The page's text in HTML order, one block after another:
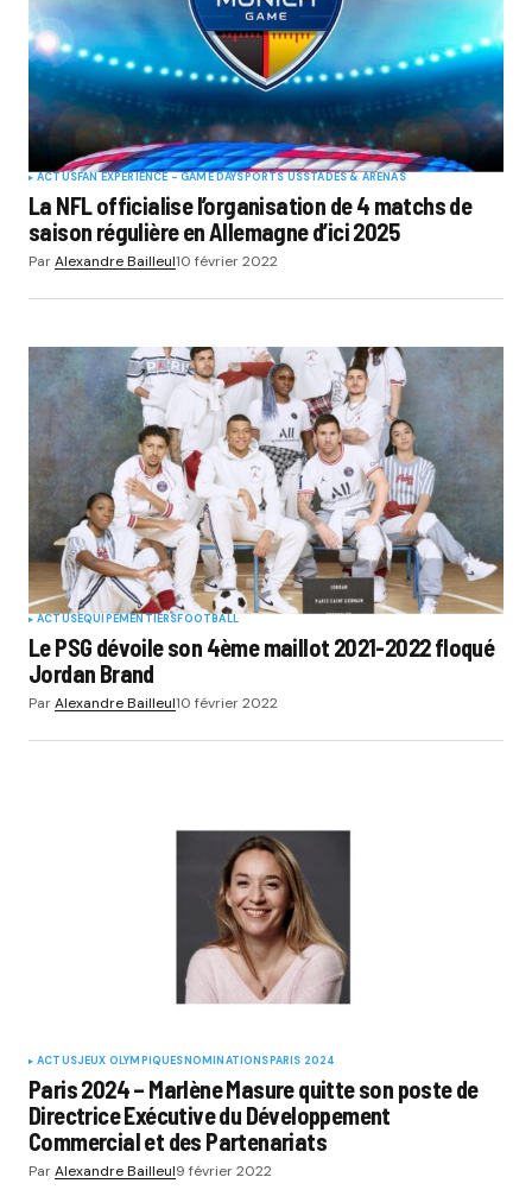
ACTUSFAN EXPERIENCE - GAME DAYSPORTS USSTADES & ARENAS
La NFL officialise l’organisation de 4 matchs de
saison régulière en Allemagne d’ici 2025
ParAlexandre Bailleul10 février 2022
ACTUSEQUIPEMENTIERSFOOTBALL
Le PSG dévoile son 4ème maillot 2021-2022 floqué
Jordan Brand
ParAlexandre Bailleul10 février 2022
ACTUSJEUX OLYMPIQUESNOMINATIONSPARIS 2024
Paris 2024 – Marlène Masure quitte son poste de
Directrice Exécutive du Développement
Commercial et des Partenariats
ParAlexandre Bailleul9 février 2022